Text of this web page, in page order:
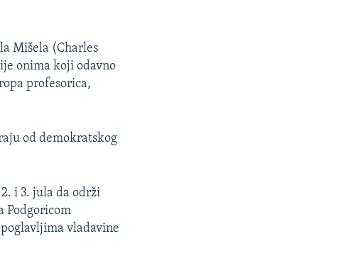
Mišela (Charles
onima koji odavno
profesorica,
od demokratskog
i 3. jula da održi
Podgoricom
vladavine